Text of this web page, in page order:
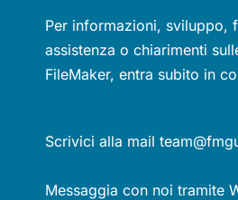
Per informazioni, sviluppo,
assistenza o chiarimenti
FileMaker, entra subito in
Scrivici alla mail
Messaggia con noi tramite